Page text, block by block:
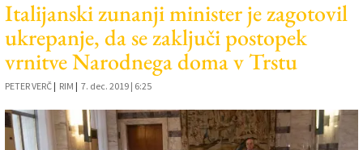
Še
Vreme
V Kioskih
Uredništvo
Italijanski zunanji minister je zagotovil
ukrepanje, da se zaključi postopek
vrnitve Narodnega doma v Trstu
PETER VERČ | RIM | 7. dec. 2019 | 6:25